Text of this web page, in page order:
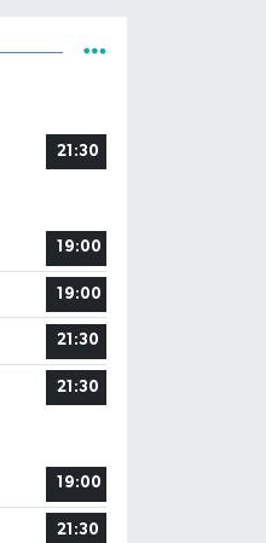
21:30
19:00
19:00
21:30
21:30
19:00
21:30